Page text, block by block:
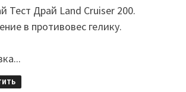
Тест Драй Land Cruiser 200.
в противовес гелику.